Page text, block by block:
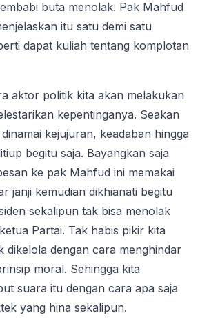
buta menolak. Pak Mahfud
itu satu demi satu
dapat kuliah tentang komplotan
aktor politik kita akan melakukan
kepentinganya. Seakan
kejujuran, keadaban hingga
begitu saja. Bayangkan saja
ke pak Mahfud ini memakai
janji kemudian dikhianati begitu
sekalipun tak bisa menolak
Partai. Tak habis pikir kita
dikelola dengan cara menghindar
moral. Sehingga kita
suara itu dengan cara apa saja
yang hina sekalipun.